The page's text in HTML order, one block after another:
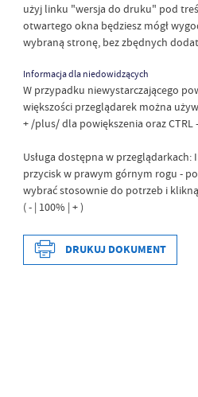
użyj linku "wersja do druku" pod
otwartego okna będziesz mógł
wybraną stronę, bez zbędnych
Informacja dla niedowidzących
W przypadku niewystarczającego
większości przeglądarek można
+ /plus/ dla powiększenia oraz
Usługa dostępna w przeglądarkach:
przycisk w prawym górnym rogu -
wybrać stosownie do potrzeb i
( - | 100% | + )
Data wytworzenia
DRUKUJ DOKUMENT